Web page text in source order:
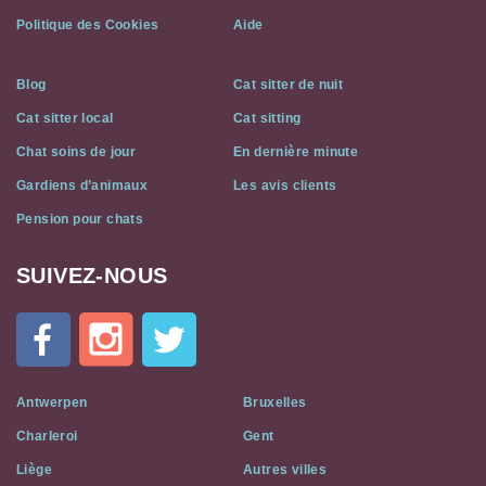
Politique des Cookies Aide
Blog Cat sitter de nuit
Cat sitter local Cat sitting
Chat soins de jour En dernière minute
Gardiens d’animaux Les avis clients
Pension pour chats
Cat
Flat
Social
Media
SUIVEZ-NOUS
Antwerpen Bruxelles
Charleroi Gent
Liège Autres villes